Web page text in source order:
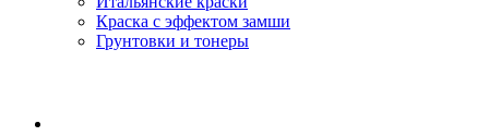
Краска с эффектом замши
Грунтовки и тонеры